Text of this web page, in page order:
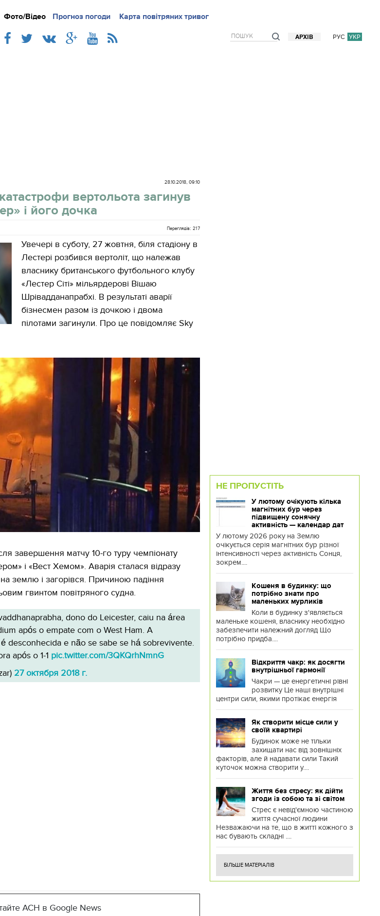
Фото/Відео Прогноз погоди Карта повітряних тривог
РУС УКР
АРХІВ
Докладно Новини Iнтерв`ю Блоги
28.10.2018, 09:10
вертольота загинув
і його дочка
Переглядів: 217
Увечері в суботу, 27 жовтня, біля стадіону в
Лестері розбився вертоліт, що належав
власнику британського футбольного клубу
«Лестер Сіті» мільярдерові Вішаю
Шрівадданапрабхі. В результаті аварії
бізнесмен разом із дочкою і двома
пілотами загинули. Про це повідомляє Sky
завершення матчу 10-го туру чемпіонату
і «Вест Хемом». Аварія сталася відразу
на землю і загорівся. Причиною падіння
гвинтом повітряного судна.
dono do Leicester, caiu na área
após o empate com o West Ham. A
desconhecida e não se sabe se há sobrevivente.
após o 1-1 pic.twitter.com/3QKQrhNmnG
27 октября 2018 г.
АСН в Google News
НЕ ПРОПУСТІТЬ
У лютому очікують кілька
магнітних бур через
підвищену сонячну
активність — календар дат
У лютому 2026 року на Землю
очікується серія магнітних бур різної
інтенсивності через активність Сонця,
зокрем....
Кошеня в будинку: що
потрібно знати про
маленьких мурликів
Коли в будинку з'являється
маленьке кошеня, власнику необхідно
забезпечити належний догляд Що
потрібно придба....
Відкриття чакр: як досягти
внутрішньої гармонії
Чакри — це енергетичні рівні
розвитку Це наші внутрішні
центри сили, якими протікає енергія
Як створити місце сили у
своїй квартирі
Будинок може не тільки
захищати нас від зовнішніх
факторів, але й надавати сили Такий
куточок можна створити у....
Життя без стресу: як дійти
згоди із собою та зі світом
Стрес є невід'ємною частиною
життя сучасної людини
Незважаючи на те, що в житті кожного з
нас бувають складні ....
БІЛЬШЕ МАТЕРІАЛІВ